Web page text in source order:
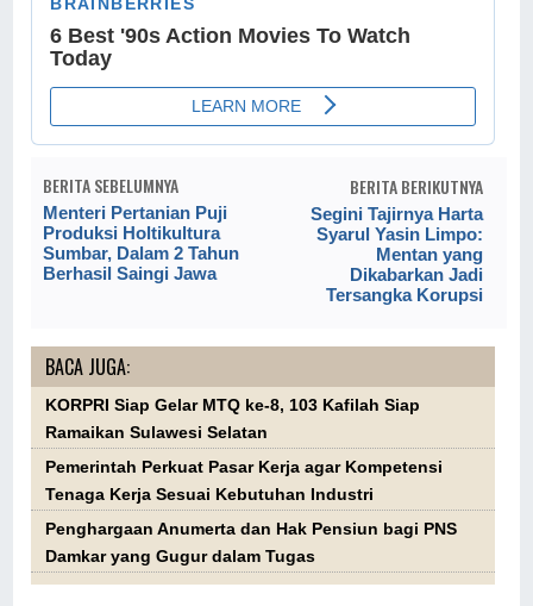
BERITA SEBELUMNYA
Menteri Pertanian Puji
Produksi Holtikultura
Sumbar, Dalam 2 Tahun
Berhasil Saingi Jawa
BERITA BERIKUTNYA
Segini Tajirnya Harta
Syarul Yasin Limpo:
Mentan yang
Dikabarkan Jadi
Tersangka Korupsi
BACA JUGA:
KORPRI Siap Gelar MTQ ke-8, 103 Kafilah Siap
Ramaikan Sulawesi Selatan
Pemerintah Perkuat Pasar Kerja agar Kompetensi
Tenaga Kerja Sesuai Kebutuhan Industri
Penghargaan Anumerta dan Hak Pensiun bagi PNS
Damkar yang Gugur dalam Tugas